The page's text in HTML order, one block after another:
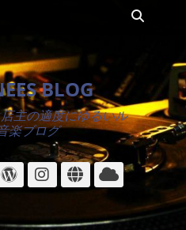
索
BLOG
店主の適度にゆるいル
楽ブログ
WordPress
Instagram
サ
イ
ク
ラ
ウ
ド